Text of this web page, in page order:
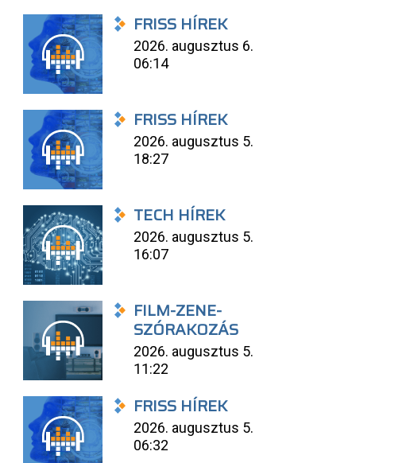
FRISS HÍREK
2026. augusztus 6.
06:14
FRISS HÍREK
2026. augusztus 5.
18:27
TECH HÍREK
2026. augusztus 5.
16:07
FILM-ZENE-
SZÓRAKOZÁS
2026. augusztus 5.
11:22
FRISS HÍREK
2026. augusztus 5.
06:32